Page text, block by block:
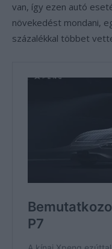
van, így ezen autó
növekedést mondani,
százalékkal többet